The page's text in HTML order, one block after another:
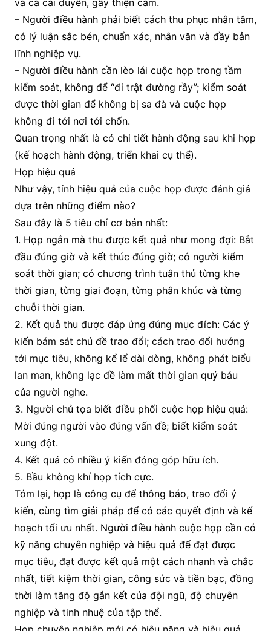
và cả cái duyên, gây thiện cảm.
– Người điều hành phải biết cách thu phục nhân tâm,
có lý luận sắc bén, chuẩn xác, nhân văn và đầy bản
lĩnh nghiệp vụ.
– Người điều hành cần lèo lái cuộc họp trong tầm
kiểm soát, không để “đi trật đường rầy”; kiểm soát
được thời gian để không bị sa đà và cuộc họp
không đi tới nơi tới chốn.
Quan trọng nhất là có chi tiết hành động sau khi họp
(kế hoạch hành động, triển khai cụ thể).
Họp hiệu quả
Như vậy, tính hiệu quả của cuộc họp được đánh giá
dựa trên những điểm nào?
Sau đây là 5 tiêu chí cơ bản nhất:
1. Họp ngắn mà thu được kết quả như mong đợi: Bắt
đầu đúng giờ và kết thúc đúng giờ; có người kiểm
soát thời gian; có chương trình tuân thủ từng khe
thời gian, từng giai đoạn, từng phân khúc và từng
chuỗi thời gian.
2. Kết quả thu được đáp ứng đúng mục đích: Các ý
kiến bám sát chủ đề trao đổi; cách trao đổi hướng
tới mục tiêu, không kể lể dài dòng, không phát biểu
lan man, không lạc đề làm mất thời gian quý báu
của người nghe.
3. Người chủ tọa biết điều phối cuộc họp hiệu quả:
Mời đúng người vào đúng vấn đề; biết kiểm soát
xung đột.
4. Kết quả có nhiều ý kiến đóng góp hữu ích.
5. Bầu không khí họp tích cực.
Tóm lại, họp là công cụ để thông báo, trao đổi ý
kiến, cùng tìm giải pháp để có các quyết định và kế
hoạch tối ưu nhất. Người điều hành cuộc họp cần có
kỹ năng chuyên nghiệp và hiệu quả để đạt được
mục tiêu, đạt được kết quả một cách nhanh và chắc
nhất, tiết kiệm thời gian, công sức và tiền bạc, đồng
thời làm tăng độ gắn kết của đội ngũ, độ chuyên
nghiệp và tinh nhuệ của tập thể.